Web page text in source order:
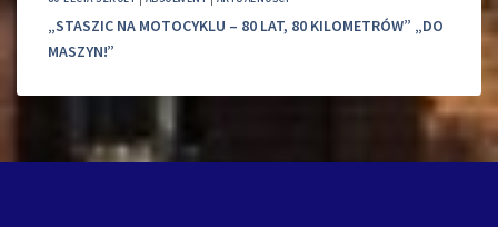
„STASZIC NA MOTOCYKLU – 80 LAT, 80 KILOMETRÓW” „DO
MASZYN!”